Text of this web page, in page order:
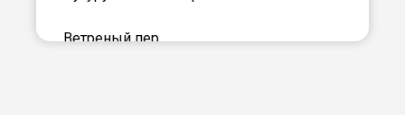
Ветреный пер